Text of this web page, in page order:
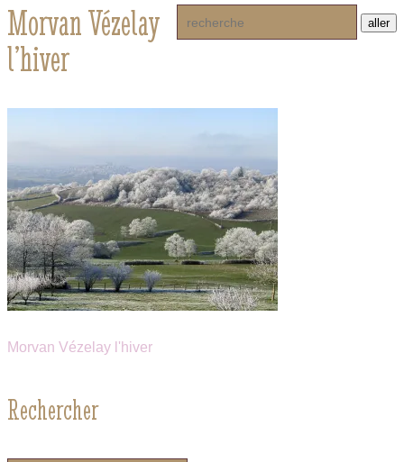
Morvan Vézelay
l’hiver
Morvan Vézelay l'hiver
Rechercher